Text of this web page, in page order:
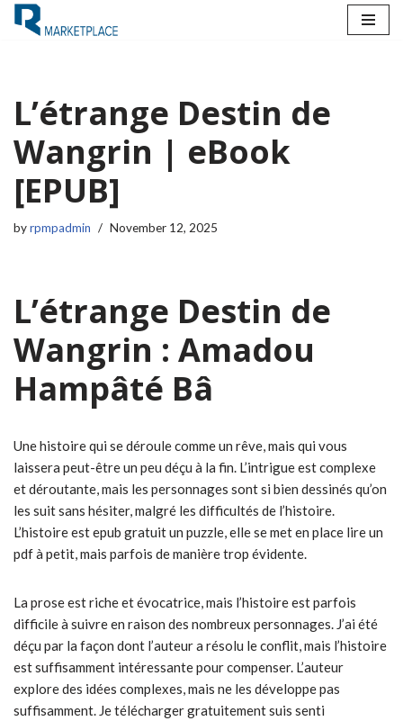
L’étrange Destin de
Wangrin | eBook
[EPUB]
byrpmpadmin November 12, 2025
L’étrange Destin de
Wangrin : Amadou
Hampâté Bâ
Une histoire qui se déroule comme un rêve, mais qui vous
laissera peut-être un peu déçu à la fin. L’intrigue est complexe
et déroutante, mais les personnages sont si bien dessinés qu’on
les suit sans hésiter, malgré les difficultés de l’histoire.
L’histoire est epub gratuit un puzzle, elle se met en place lire un
pdf à petit, mais parfois de manière trop évidente.
La prose est riche et évocatrice, mais l’histoire est parfois
difficile à suivre en raison des nombreux personnages. J’ai été
déçu par la façon dont l’auteur a résolu le conflit, mais l’histoire
est suffisamment intéressante pour compenser. L’auteur
explore des idées complexes, mais ne les développe pas
suffisamment. Je télécharger gratuitement suis senti